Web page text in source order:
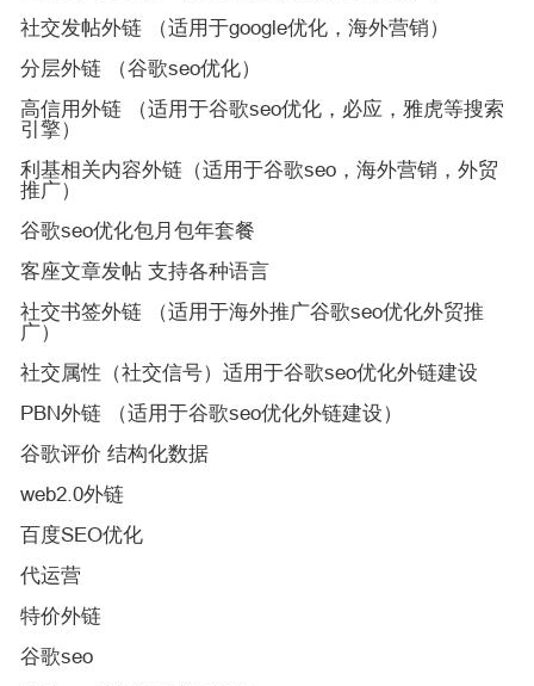
社交发帖外链 （适用于google优化，海外营销）
分层外链 （谷歌seo优化）
高信用外链 （适用于谷歌seo优化，必应，雅虎等搜索
引擎）
利基相关内容外链（适用于谷歌seo，海外营销，外贸
推广）
谷歌seo优化包月包年套餐
客座文章发帖 支持各种语言
社交书签外链 （适用于海外推广谷歌seo优化外贸推
广）
社交属性（社交信号）适用于谷歌seo优化外链建设
PBN外链 （适用于谷歌seo优化外链建设）
谷歌评价 结构化数据
web2.0外链
百度SEO优化
代运营
特价外链
谷歌seo